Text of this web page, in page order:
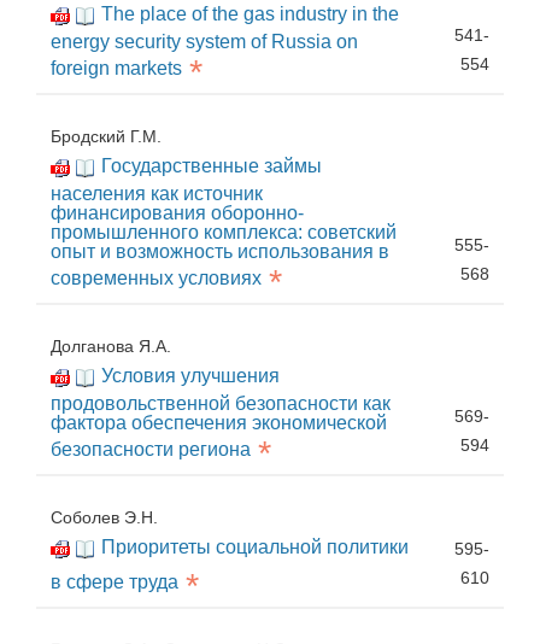
The place of the gas industry in the
energy security system of Russia on
foreign markets *
541-
554
Бродский Г.М.
Государственные займы
населения как источник
финансирования оборонно-
промышленного комплекса: советский
опыт и возможность использования в
современных условиях *
555-
568
Долганова Я.А.
Условия улучшения
продовольственной безопасности как
фактора обеспечения экономической
безопасности региона *
569-
594
Соболев Э.Н.
Приоритеты социальной политики
в сфере труда *
595-
610